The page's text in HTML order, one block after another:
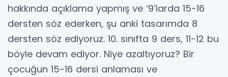
hakkında açıklama yapmış ve ‘9’larda 15-16
dersten söz ederken, şu anki tasarımda 8
dersten söz ediyoruz. 10. sınıfta 9 ders, 11-12 bu
böyle devam ediyor. Niye azaltıyoruz? Bir
çocuğun 15-16 dersi anlaması ve